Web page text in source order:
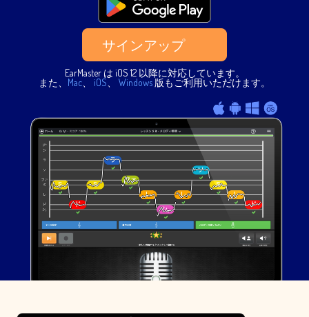
サインアップ
EarMaster は iOS 12 以降に対応しています。
また、 Mac iOS Windows 版もご利用いただけます。